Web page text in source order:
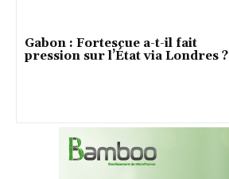
Gabon : Fortescue a-t-il fait
pression sur l’État via Londres ?